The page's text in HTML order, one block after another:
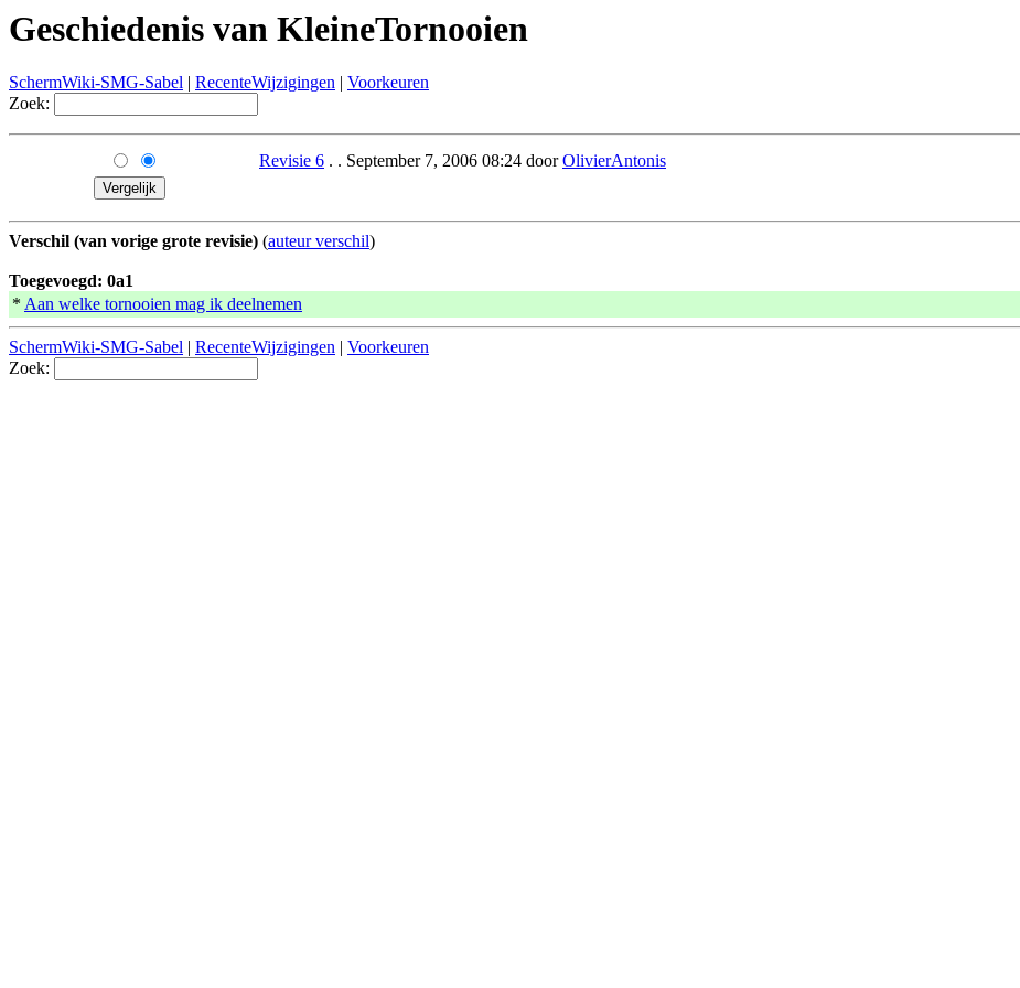
Geschiedenis van KleineTornooien
SchermWiki-SMG-Sabel | RecenteWijzigingen | Voorkeuren
Zoek:
Revisie 6 . . September 7, 2006 08:24 doorOlivierAntonis
Verschil (van vorige grote revisie) (auteur verschil)
Toegevoegd: 0a1
* Aan welke tornooien mag ik deelnemen
SchermWiki-SMG-Sabel | RecenteWijzigingen | Voorkeuren
Zoek: